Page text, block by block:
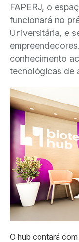
FAPERJ, o
funcionará no
Universitária, e
conhecimento
tecnológicas de
O hub contará